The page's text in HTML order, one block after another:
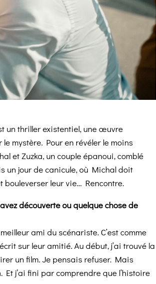
un thriller existentiel, une œuvre
mystère. Pour en révéler le moins
et Zuzka, un couple épanoui, comblé
un jour de canicule, où Michal doit
bouleverser leur vie… Rencontre.
découverte ou quelque chose de
ami du scénariste. C’est comme
sur leur amitié. Au début, j’ai trouvé la
un film. Je pensais refuser. Mais
j’ai fini par comprendre que l’histoire